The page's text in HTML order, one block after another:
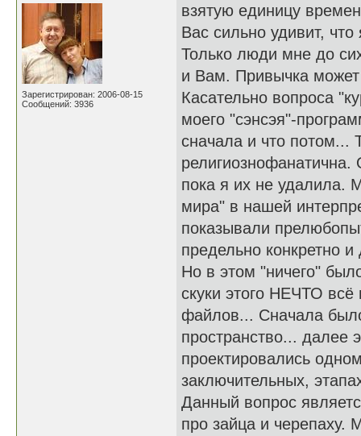
Зарегистрирован: 2006-08-15
Сообщений: 3936
взятую единицу
Вас сильно удивит,
Только люди мне до
и Вам. Привычка может
Касательно вопроса
моего "сэнсэя"-
сначала и что потом...
пока я их не удалила.
мира" в нашей
показывали
предельно конкретно
Но в этом "ничего"
скуки этого НЕЧТО
файлов... Сначала
пространство... далее
проектировались
заключительных,
Данный вопрос
про зайца и черепаху.